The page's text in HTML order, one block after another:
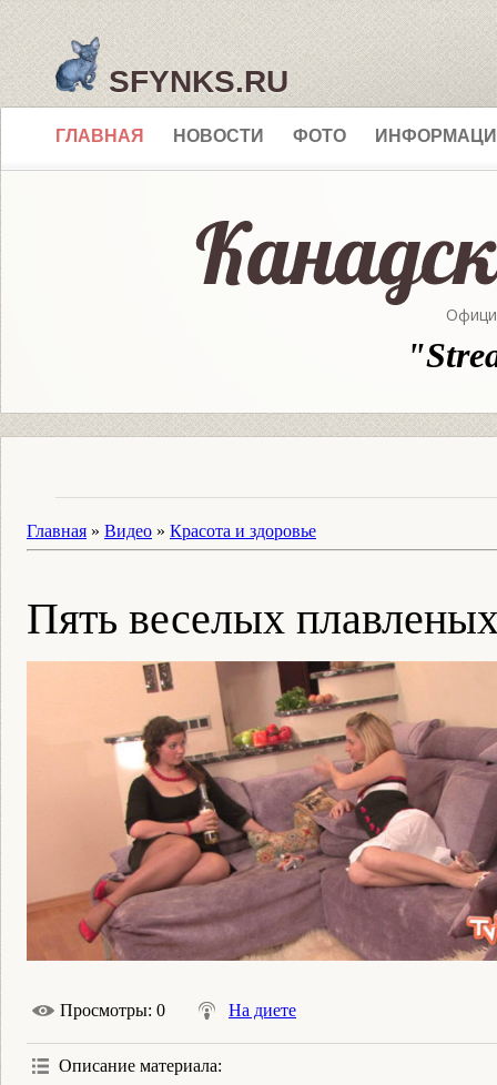
SFYNKS.RU
ГЛАВНАЯ НОВОСТИ ФОТО
Главная » Видео » Красота и здоровье
Пять веселых
Просмотры: 0 На диете
Описание материала: